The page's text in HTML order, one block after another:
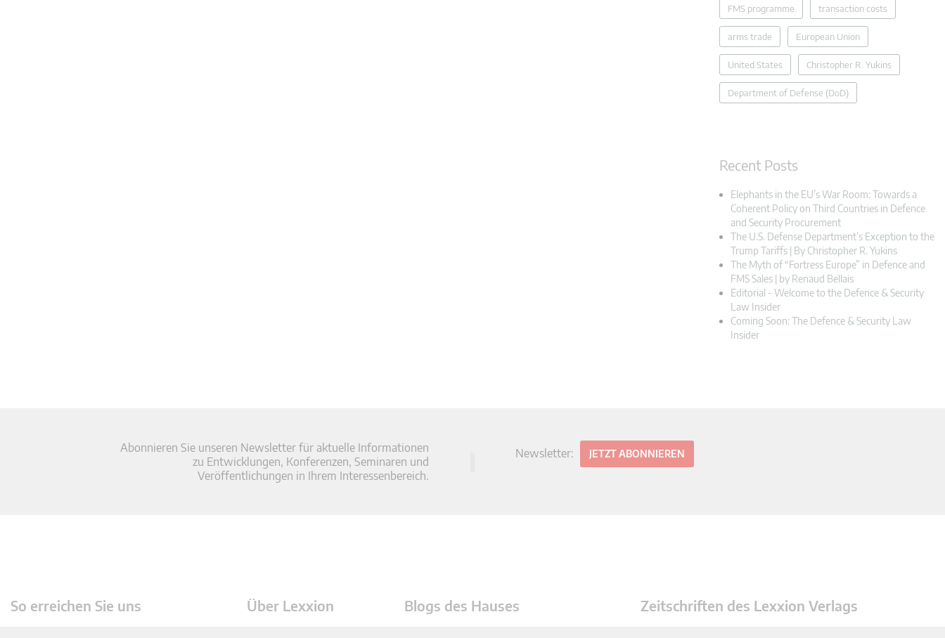
FMS programme transaction costs
arms trade European Union
United States Christopher R. Yukins
Department of Defense (DoD)
Recent Posts
Elephants in the EU’s War Room: Towards a
Coherent Policy on Third Countries in Defence
and Security Procurement
The U.S. Defense Department’s Exception to the
Trump Tariffs | By Christopher R. Yukins
The Myth of “Fortress Europe” in Defence and
FMS Sales | by Renaud Bellais
Editorial - Welcome to the Defence & Security
Law Insider
Coming Soon: The Defence & Security Law
Insider
Abonnieren Sie unseren Newsletter für aktuelle Informationen
zu Entwicklungen, Konferenzen, Seminaren und
Veröffentlichungen in Ihrem Interessenbereich.
Newsletter: JETZT ABONNIEREN
So erreichen Sie uns Über Lexxion Blogs des Hauses Zeitschriften des Lexxion Verlags